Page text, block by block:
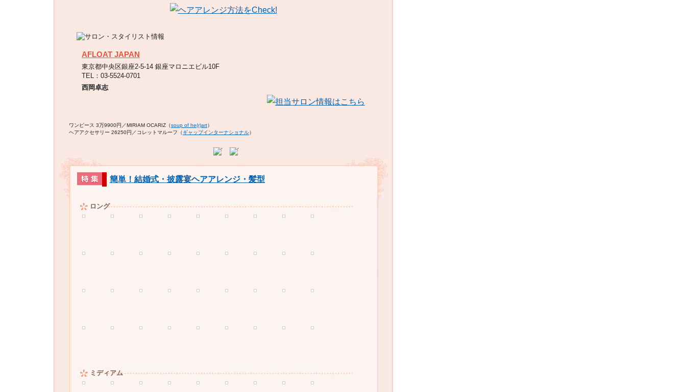
AFLOAT JAPAN
東京都中央区銀座2-5-14 銀座マロニエビル10F
TEL：03-5524-0701
西岡卓志
ワンピース 3万9900円／MIRIAM OCARIZ（soup of he(r)art）
ヘアアクセサリー 26250円／コレットマルーフ（ギャップインターナショナル）
簡単！結婚式・披露宴ヘアアレンジ・髪型
ロング
ミディアム